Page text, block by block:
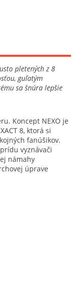
pletených z 8
guľatým
sa šnúra lepšie
Koncept NEXO je
8, ktorá si
fanúšikov.
vyznávači
námahy
úprave